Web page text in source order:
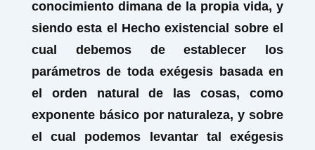
conocimiento dimana de la propia vida, y
siendo esta el Hecho existencial sobre el
cual debemos de establecer los
parámetros de toda exégesis basada en
el
orden natural de las cosas, como
exponente básico por naturaleza, y sobre
el cual podemos levantar tal
exégesis